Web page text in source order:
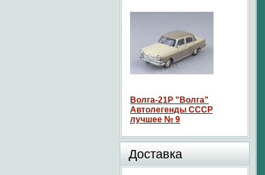
Волга-21P "Волга"
Автолегенды СССР
лучшее № 9
Доставка